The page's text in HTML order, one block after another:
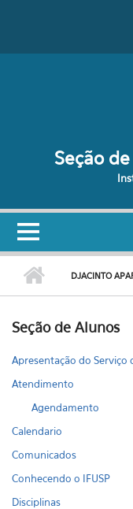
Seção
DJACINTO
Seção de Alunos
Apresentação do Serviço
Atendimento
Agendamento
Calendario
Comunicados
Conhecendo o IFUSP
Disciplinas